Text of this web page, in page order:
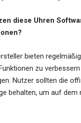
diese Uhren
bieten
zu
Nutzer sollten die
behalten, um auf dem